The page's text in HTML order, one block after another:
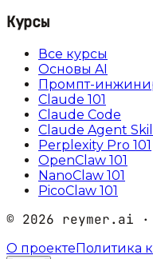
Курсы
Все курсы
Основы AI
Промпт-
Claude 101
Claude Code
Claude Agent
Perplexity Pro 101
OpenClaw 101
NanoClaw 101
PicoClaw 101
© 2026 reymer.ai ·
О проектеПолитика